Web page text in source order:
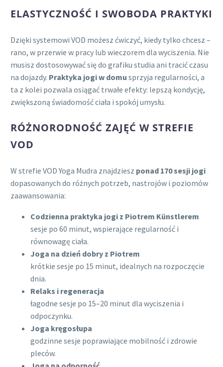
ELASTYCZNOŚĆ I SWOBODA PRAKTYKI
Dzięki systemowi VOD możesz ćwiczyć, kiedy tylko chcesz –
rano, w przerwie w pracy lub wieczorem dla wyciszenia. Nie
musisz dostosowywać się do grafiku studia ani tracić czasu
na dojazdy. Praktyka jogi w domu sprzyja regularności, a
ta z kolei pozwala osiągać trwałe efekty: lepszą kondycję,
zwiększoną świadomość ciała i spokój umysłu.
RÓŻNORODNOŚĆ ZAJĘĆ W STREFIE
VOD
W strefie VOD Yoga Mudra znajdziesz ponad 170 sesji jogi
dopasowanych do różnych potrzeb, nastrojów i poziomów
zaawansowania:
Codzienna praktyka jogi z Piotrem Künstlerem
sesje po 60 minut, wspierające regularność i
równowagę ciała.
Joga na dzień dobry z Piotrem
krótkie sesje po 15 minut, idealnych na rozpoczęcie
dnia.
Relaks i regeneracja
łagodne sesje po 15–20 minut dla wyciszenia i
odpoczynku.
Joga kręgosłupa
godzinne sesje poprawiające mobilność i zdrowie
pleców.